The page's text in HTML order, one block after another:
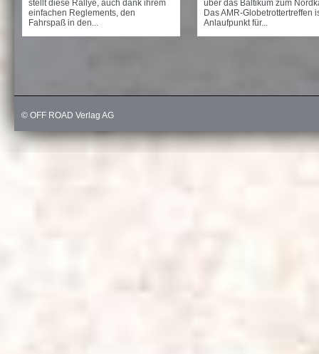
stellt diese Rallye, auch dank ihrem
einfachen Reglements, den
Fahrspaß in den...
über das Baltikum zum
Das AMR-Globetrottertreffen
Anlaufpunkt für...
© OFF ROAD Verlag AG